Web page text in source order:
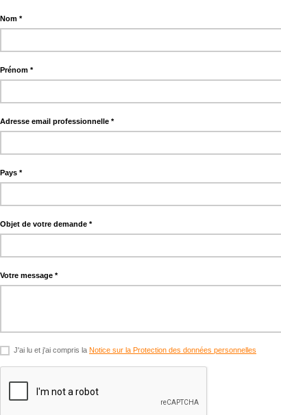
Nom
Prénom
Adresse email professionnelle
Pays
Objet de votre demande
Votre message
J'ai lu et j'ai compris la Notice sur la Protection des données personnelles